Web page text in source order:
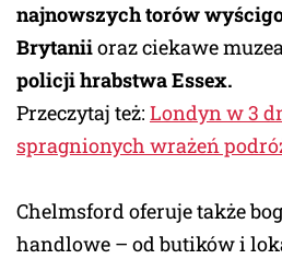
najnowszych torów
Brytaniioraz ciekawe
policji hrabstwa Essex.
Przeczytaj też: Londyn w 3
spragnionych wrażeń
Chelmsford oferuje także
handlowe – od butików i